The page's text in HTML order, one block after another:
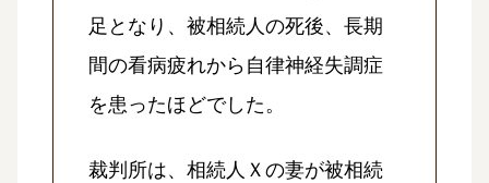
足となり、被相続人の死後、長期
間の看病疲れから自律神経失調症
を患ったほどでした。
裁判所は、相続人Ｘの妻が被相続